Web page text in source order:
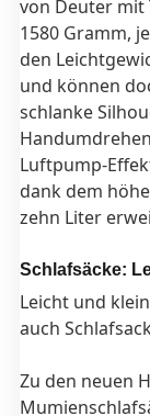
von Deuter mit
1580 Gramm,
den
und können
schlanke
Luftpump-
dank dem
zehn Liter
Schlafsäcke:
Leicht und
auch
Zu den neuen